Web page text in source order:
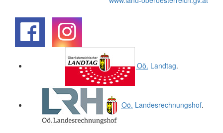
Oö. Landtag.
Oö. Landesrechnungshof.